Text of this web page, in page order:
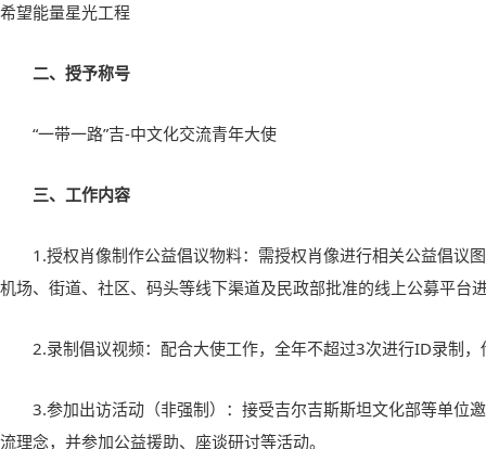
希望能量星光工程
二、授予称号
“一带一路”吉-中文化交流青年大使
三、工作内容
1.授权肖像制作公益倡议物料：需授权肖像进行相关公益倡议
机场、街道、社区、码头等线下渠道及民政部批准的线上公募平台
2.录制倡议视频：配合大使工作，全年不超过3次进行ID录制，
3.参加出访活动（非强制）：接受吉尔吉斯斯坦文化部等单位
流理念，并参加公益援助、座谈研讨等活动。